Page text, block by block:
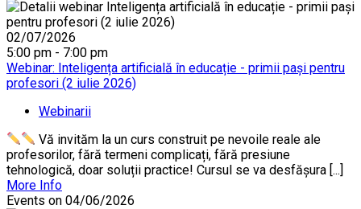
02/07/2026
5:00 pm - 7:00 pm
Webinar: Inteligența artificială în educație - primii pași pentru
profesori (2 iulie 2026)
Webinarii
Vă invităm la un curs construit pe nevoile reale ale
profesorilor, fără termeni complicați, fără presiune
tehnologică, doar soluții practice! Cursul se va desfășura [...]
More Info
Events on 04/06/2026